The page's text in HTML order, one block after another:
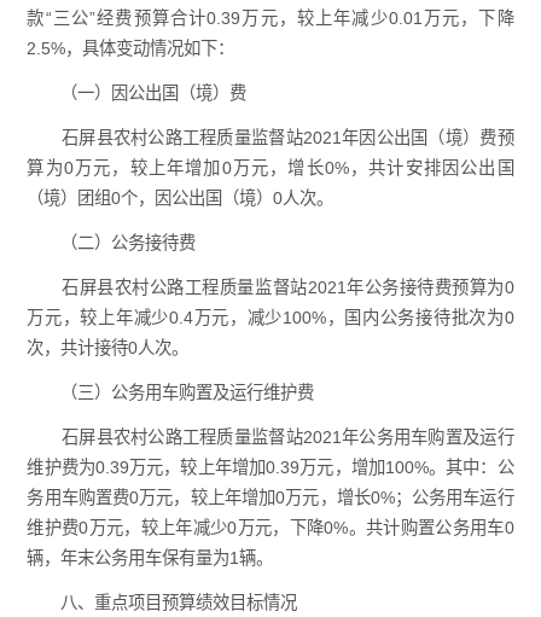
款“三公”经费预算合计0.39万元，较上年减少0.01万元，下降
2.5%，具体变动情况如下：
（一）因公出国（境）费
石屏县农村公路工程质量监督站2021年因公出国（境）费预
算为0万元，较上年增加0万元，增长0%，共计安排因公出国
（境）团组0个，因公出国（境）0人次。
（二）公务接待费
石屏县农村公路工程质量监督站2021年公务接待费预算为0
万元，较上年减少0.4万元，减少100%，国内公务接待批次为0
次，共计接待0人次。
（三）公务用车购置及运行维护费
石屏县农村公路工程质量监督站2021年公务用车购置及运行
维护费为0.39万元，较上年增加0.39万元，增加100%。其中：公
务用车购置费0万元，较上年增加0万元，增长0%；公务用车运行
维护费0万元，较上年减少0万元，下降0%。共计购置公务用车0
辆，年末公务用车保有量为1辆。
八、重点项目预算绩效目标情况